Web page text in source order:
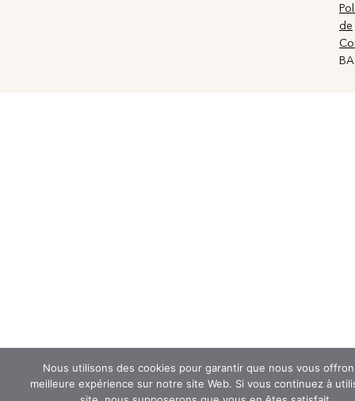
de
Nous utilisons des cookies pour garantir que nous vous
meilleure expérience sur notre site Web. Si vous continuez à